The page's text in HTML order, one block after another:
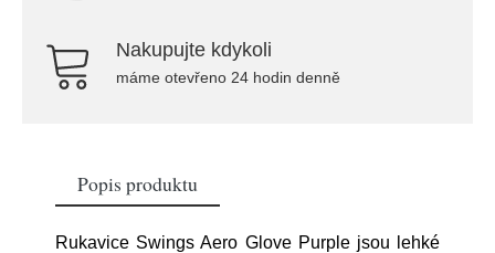
Nakupujte kdykoli
máme otevřeno 24 hodin denně
Popis produktu
Rukavice Swings Aero Glove Purple jsou lehké